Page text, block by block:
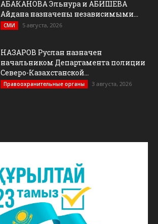
АБАКАНОВА Эльнура и АБИШЕВА
Айдана назначены независимыми...
СМИ 5 августа, 2026
НАЗАРОВ Руслан назначен
начальником Департамента полиции
Северо-Казахстанской...
Правоохранительные органы 3 августа, 2026